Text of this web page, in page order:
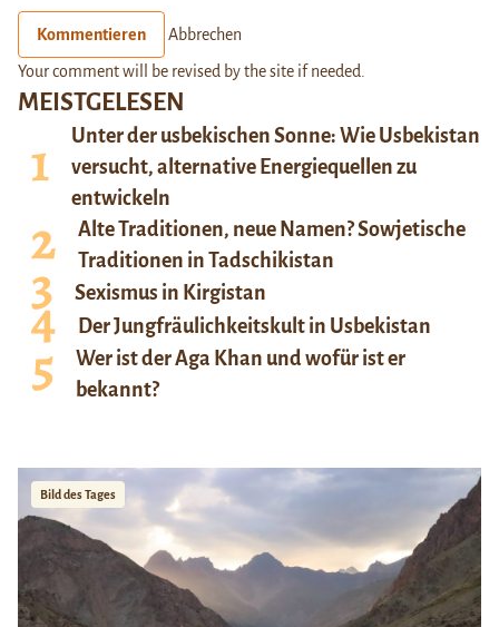
MEISTGELESEN
Unter der usbekischen Sonne: Wie Usbekistan
versucht, alternative Energiequellen zu
entwickeln
Alte Traditionen, neue Namen? Sowjetische
Traditionen in Tadschikistan
Sexismus in Kirgistan
Der Jungfräulichkeitskult in Usbekistan
Wer ist der Aga Khan und wofür ist er
bekannt?
Bild des Tages
Kommentieren Abbrechen
Your comment will be revised by the site if needed.